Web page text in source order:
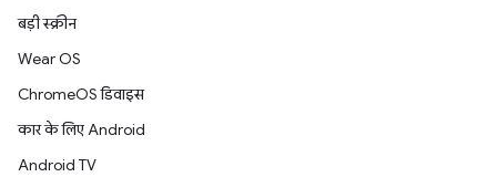
बड़ी स्क्रीन
Wear OS
ChromeOS डिवाइस
कार के लिए Android
Android TV